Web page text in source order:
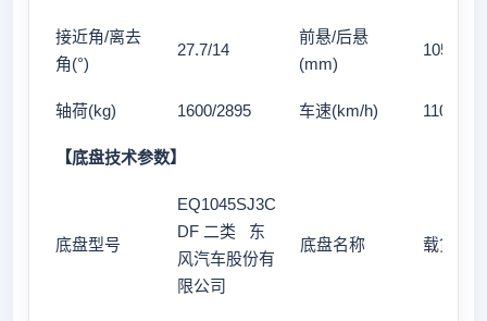
接近角/离去
角(°)
27.7/14
前悬/后悬
(mm)
1055/
轴荷(kg) 1600/2895 车速(km/h) 110
【底盘技术参数】
底盘型号
EQ1045SJ3C
DF 二类 东
风汽车股份有
限公司
底盘名称 载货汽